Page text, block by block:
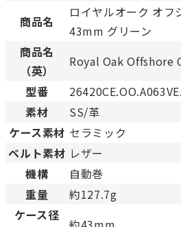
Aランク 僅
ABランク
Bランク 一
Cランク 色
商品名
ロイヤルオーク オフ
43mm グリーン
商品名
（英）
Royal Oak Offshore
型番
素材
SS/革
ケース素材 セラミック
ベルト素材 レザー
機構
自動巻
重量
約127.7g
ケース径